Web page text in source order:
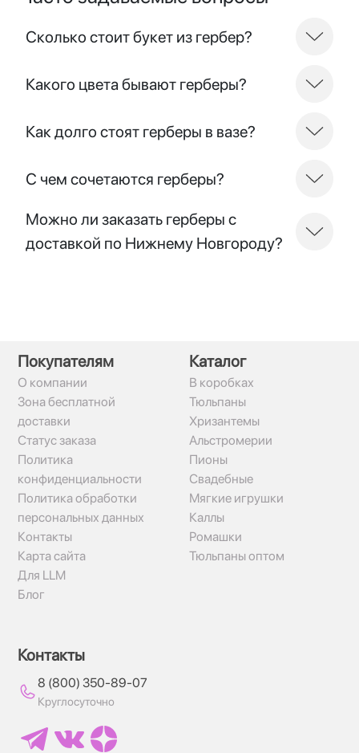
Сколько стоит букет из гербер?
Какого цвета бывают герберы?
Как долго стоят герберы в вазе?
С чем сочетаются герберы?
Можно ли заказать герберы с
доставкой по Нижнему Новгороду?
Покупателям
О компании
Зона бесплатной
доставки
Статус заказа
Политика
конфиденциальности
Политика обработки
персональных данных
Контакты
Карта сайта
Для LLM
Блог
Каталог
В коробках
Тюльпаны
Хризантемы
Альстромерии
Пионы
Свадебные
Мягкие игрушки
Каллы
Ромашки
Тюльпаны оптом
Контакты
8 (800) 350-89-07
Круглосуточно